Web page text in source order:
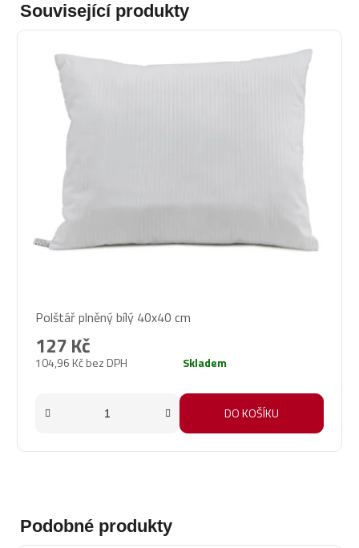
Související produkty
hodnocení
produktu
je
Polštář plněný bílý 40x40 cm
104,96 Kč bez DPH
127 Kč
Skladem
DO KOŠÍKU
Podobné produkty